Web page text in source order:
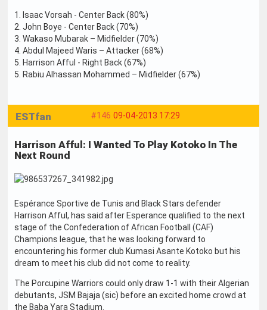
1. Isaac Vorsah - Center Back (80%)
2. John Boye - Center Back (70%)
3. Wakaso Mubarak – Midfielder (70%)
4. Abdul Majeed Waris – Attacker (68%)
5. Harrison Afful - Right Back (67%)
5. Rabiu Alhassan Mohammed – Midfielder (67%)
#146 09-04-2013 17:29
ESTfan
Harrison Afful: I Wanted To Play Kotoko In The
Next Round
Espérance Sportive de Tunis and Black Stars defender
Harrison Afful, has said after Esperance qualified to the next
stage of the Confederation of African Football (CAF)
Champions league, that he was looking forward to
encountering his former club Kumasi Asante Kotoko but his
dream to meet his club did not come to reality.
The Porcupine Warriors could only draw 1-1 with their Algerian
debutants, JSM Bajaja (sic) before an excited home crowd at
the Baba Yara Stadium.